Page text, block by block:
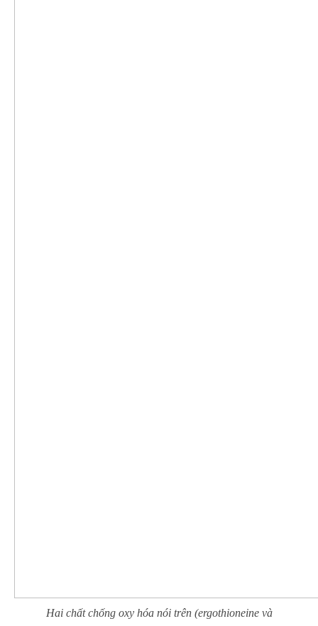
Hai chất chống oxy hóa nói trên (ergothioneine và